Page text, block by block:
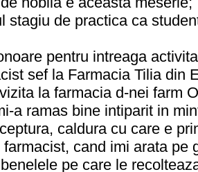
stagiu de practica ca
pentru intreaga
sef la Farmacia Tilia din
la farmacia d-nei farm
a ramas bine intiparit in
caldura cu care e
cand imi arata pe
pe care le